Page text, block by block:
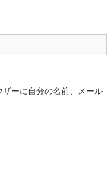
ーに自分の名前、メール